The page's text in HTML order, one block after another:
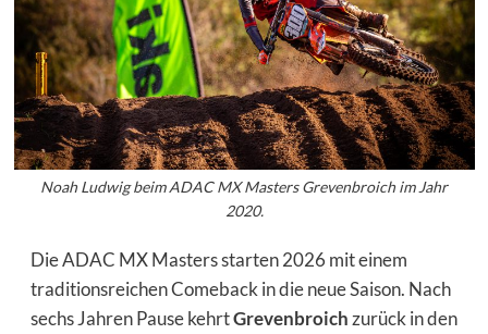
Noah Ludwig beim ADAC MX Masters Grevenbroich im Jahr
2020.
Die ADAC MX Masters starten 2026 mit einem
traditionsreichen Comeback in die neue Saison. Nach
sechs Jahren Pause kehrtGrevenbroichzurück in den